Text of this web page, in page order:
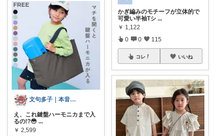
文句多子｜本音で選ぶ、お得好きママ
え、これ鍵盤ハーモニカまで入
るの!?😳 ...
￥ 2,599
かぎ編みのモチーフが立体的で
可愛い半袖Tシ ...
￥ 1,122
0 0 115
コレ いいね